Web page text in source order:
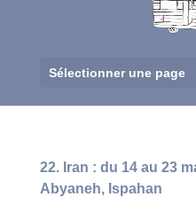
Sélectionner une page
22. Iran : du 14 au 23
Abyaneh, Ispahan